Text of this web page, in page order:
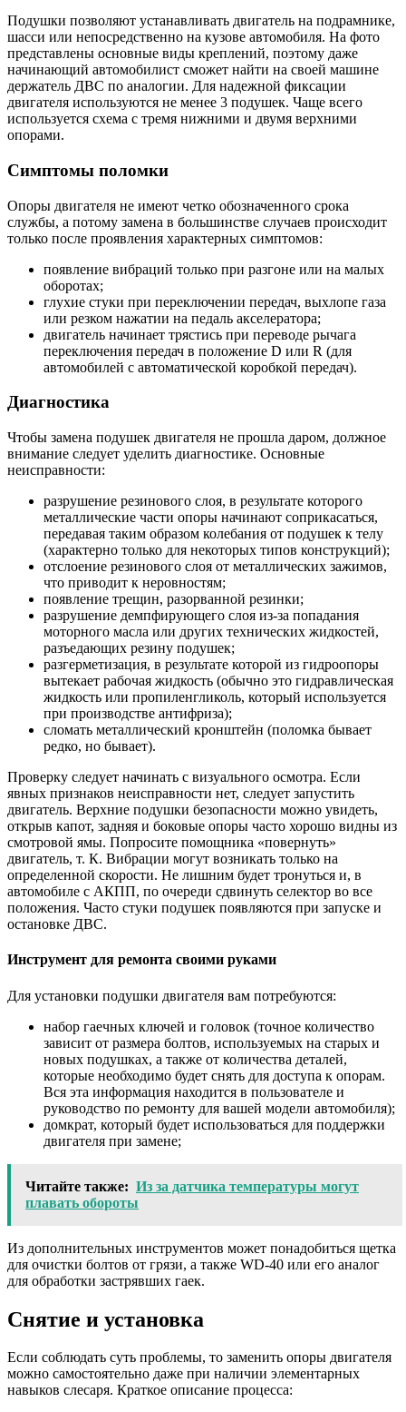
Подушки позволяют устанавливать двигатель на подрамнике,
шасси или непосредственно на кузове автомобиля. На фото
представлены основные виды креплений, поэтому даже
начинающий автомобилист сможет найти на своей машине
держатель ДВС по аналогии. Для надежной фиксации
двигателя используются не менее 3 подушек. Чаще всего
используется схема с тремя нижними и двумя верхними
опорами.
Симптомы поломки
Опоры двигателя не имеют четко обозначенного срока
службы, а потому замена в большинстве случаев происходит
только после проявления характерных симптомов:
появление вибраций только при разгоне или на малых
оборотах;
глухие стуки при переключении передач, выхлопе газа
или резком нажатии на педаль акселератора;
двигатель начинает трястись при переводе рычага
переключения передач в положение D или R (для
автомобилей с автоматической коробкой передач).
Диагностика
Чтобы замена подушек двигателя не прошла даром, должное
внимание следует уделить диагностике. Основные
неисправности:
разрушение резинового слоя, в результате которого
металлические части опоры начинают соприкасаться,
передавая таким образом колебания от подушек к телу
(характерно только для некоторых типов конструкций);
отслоение резинового слоя от металлических зажимов,
что приводит к неровностям;
появление трещин, разорванной резинки;
разрушение демпфирующего слоя из-за попадания
моторного масла или других технических жидкостей,
разъедающих резину подушек;
разгерметизация, в результате которой из гидроопоры
вытекает рабочая жидкость (обычно это гидравлическая
жидкость или пропиленгликоль, который используется
при производстве антифриза);
сломать металлический кронштейн (поломка бывает
редко, но бывает).
Проверку следует начинать с визуального осмотра. Если
явных признаков неисправности нет, следует запустить
двигатель. Верхние подушки безопасности можно увидеть,
открыв капот, задняя и боковые опоры часто хорошо видны из
смотровой ямы. Попросите помощника «повернуть»
двигатель, т. К. Вибрации могут возникать только на
определенной скорости. Не лишним будет тронуться и, в
автомобиле с АКПП, по очереди сдвинуть селектор во все
положения. Часто стуки подушек появляются при запуске и
остановке ДВС.
Инструмент для ремонта своими руками
Для установки подушки двигателя вам потребуются:
набор гаечных ключей и головок (точное количество
зависит от размера болтов, используемых на старых и
новых подушках, а также от количества деталей,
которые необходимо будет снять для доступа к опорам.
Вся эта информация находится в пользователе и
руководство по ремонту для вашей модели автомобиля);
домкрат, который будет использоваться для поддержки
двигателя при замене;
Читайте также: Из за датчика температуры могут
плавать обороты
Из дополнительных инструментов может понадобиться щетка
для очистки болтов от грязи, а также WD-40 или его аналог
для обработки застрявших гаек.
Снятие и установка
Если соблюдать суть проблемы, то заменить опоры двигателя
можно самостоятельно даже при наличии элементарных
навыков слесаря. Краткое описание процесса: